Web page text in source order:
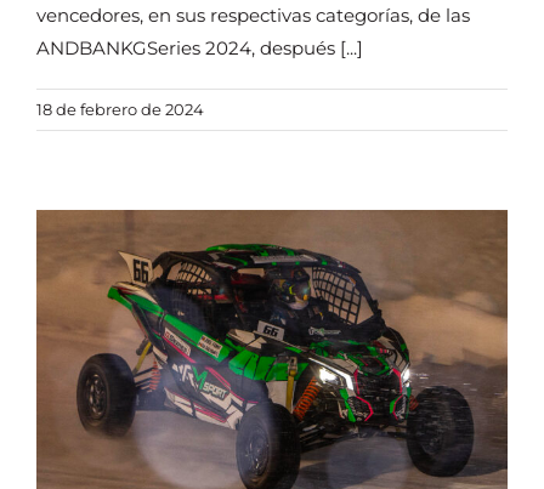
vencedores, en sus respectivas categorías, de las
ANDBANKGSeries 2024, después [...]
18 de febrero de 2024